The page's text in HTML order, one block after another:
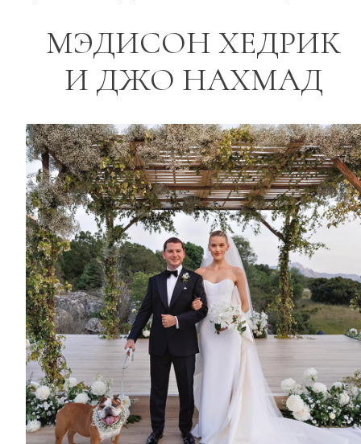
МЭДИСОН ХЕДРИК
И ДЖО НАХМАД